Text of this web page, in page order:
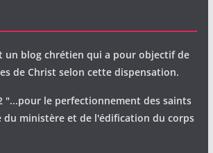
un blog chrétien qui a pour objectif de
de Christ selon cette dispensation.
"...pour le perfectionnement des saints
du ministère et de l'édification du corps